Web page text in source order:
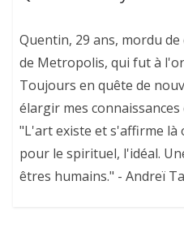
Quentin, 29 ans, mordu
de Metropolis, qui fut à
Toujours en quête de
élargir mes
"L'art existe et s'affirme là
pour le spirituel, l'idéal.
êtres humains." - Andreï